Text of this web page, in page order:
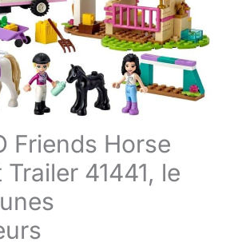
Friends Horse
41441, le